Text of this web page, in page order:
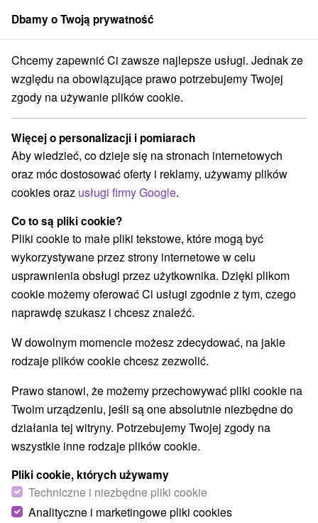
członek grupySorger
turistické chodníky Východné Slovensko Košický kraj Dedinky
Túry a turistické chodníky Dedinky
a v okolí
Kategorie
Wszystkie kategorie
Jeziora, jeziora, zbiorniki wodne
Atrakcje turystyczne (1) Túry a turistické chodníky
Túra do Zejmarskej rokliny z Dediniek
Nadmorská výška: 800 - 1030 m.n.m. Dĺžka trasy: 8 km
Trvanie: 2 a pol h Prevýšenie: 400 m Farba značky: Z
Dbamy o Twoją prywatność
Chcemy zapewnić Ci zawsze najlepsze usługi. Jednak ze
względu na obowiązujące prawo potrzebujemy Twojej
zgody na używanie plików cookie.
Więcej o personalizacji i pomiarach
Aby wiedzieć, co dzieje się na stronach internetowych
oraz móc dostosować oferty i reklamy, używamy plików
cookies oraz usługi firmy Google.
Co to są pliki cookie?
Pliki cookie to małe pliki tekstowe, które mogą być
wykorzystywane przez strony internetowe w celu
usprawnienia obsługi przez użytkownika. Dzięki plikom
cookie możemy oferować Ci usługi zgodnie z tym, czego
naprawdę szukasz i chcesz znaleźć.
W dowolnym momencie możesz zdecydować, na jakie
rodzaje plików cookie chcesz zezwolić.
Prawo stanowi, że możemy przechowywać pliki cookie na
Twoim urządzeniu, jeśli są one absolutnie niezbędne do
działania tej witryny. Potrzebujemy Twojej zgody na
wszystkie inne rodzaje plików cookie.
Pliki cookie, których używamy
Techniczne i niezbędne pliki cookie
Analityczne i marketingowe pliki cookies